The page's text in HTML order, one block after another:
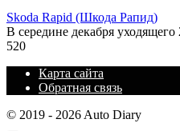
Skoda Rapid (Шкода Рапид)
В середине декабря
520
Карта сайта
Обратная связь
© 2019 - 2026 Auto Diary